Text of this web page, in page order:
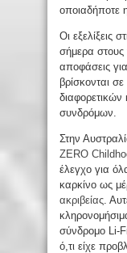
οποιαδήποτε
Οι εξελίξεις
σήμερα στους
αποφάσεις
βρίσκονται σε
συνδρόμων.
Στην
ZERO
έλεγχο για
καρκίνο ως
ακριβείας .
σύνδρομο Li-
ό,τι είχε